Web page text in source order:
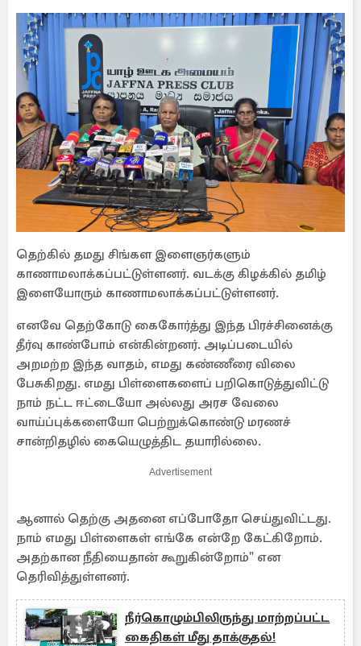
தெற்கில் தமது சிங்கள இளைஞர்களும்
காணாமலாக்கப்பட்டுள்ளனர். வடக்கு கிழக்கில் தமிழ்
இளையோரும் காணாமலாக்கப்பட்டுள்ளனர்.
எனவே தெற்கோடு கைகோர்த்து இந்த பிரச்சினைக்கு
தீர்வு காண்போம் என்கின்றனர். அடிப்படையில்
அறமற்ற இந்த வாதம், எமது கண்ணீரை விலை
பேசுகிறது. எமது பிள்ளைகளைப் பறிகொடுத்துவிட்டு
நாம் நட்ட ஈட்டையோ அல்லது அரச வேலை
வாய்ப்புக்களையோ பெற்றுக்கொண்டு மரணச்
சான்றிதழில் கையெழுத்திட தயாரில்லை.
Advertisement
ஆனால் தெற்கு அதனை எப்போதோ செய்துவிட்டது.
நாம் எமது பிள்ளைகள் எங்கே என்றே கேட்கிறோம்.
அதற்கான நீதியைதான் கூறுகின்றோம்" என
தெரிவித்துள்ளனர்.
நீர்கொழும்பிலிருந்து மாற்றப்பட்ட
கைதிகள் மீது தாக்குதல்!